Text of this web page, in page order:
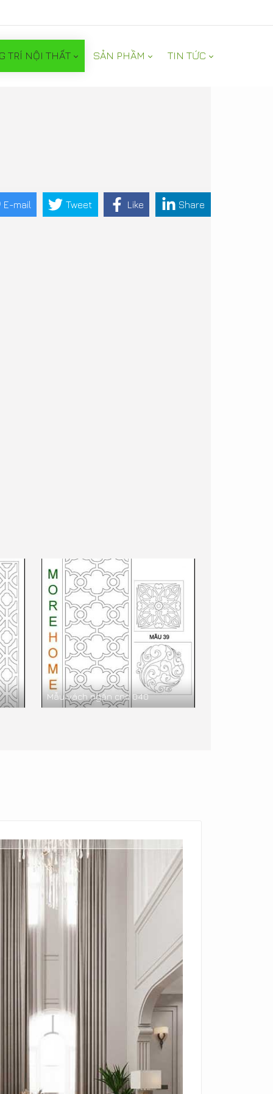
TRÍ NỘI THẤT SẢN PHẦM TIN TỨC
E-mail Tweet Like Share
Mẫu vách ngăn cnc 040